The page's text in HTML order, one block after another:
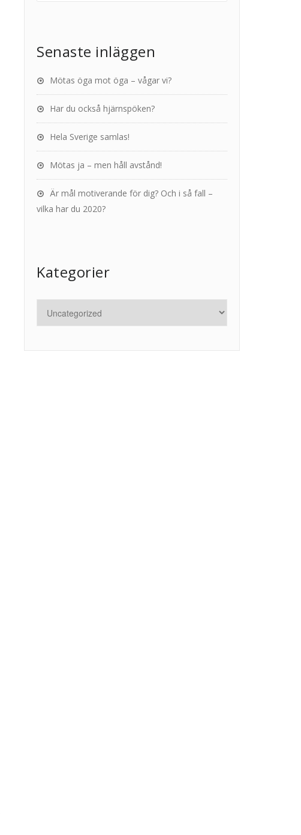
Senaste inläggen
Mötas öga mot öga – vågar vi?
Har du också hjärnspöken?
Hela Sverige samlas!
Mötas ja – men håll avstånd!
Är mål motiverande för dig? Och i så fall –
vilka har du 2020?
Kategorier